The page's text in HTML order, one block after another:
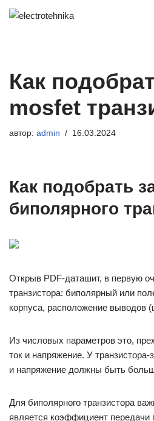
Как
mosfet
автор: admin 16.03.2024
Как подобрать
биполярного
Открыв PDF-даташит, в первую
транзистора: биполярный или
корпуса, расположение выводов
Из числовых параметров это,
ток и напряжение. У
и напряжение должны быть
Для биполярного транзистора
является коэффициент передачи